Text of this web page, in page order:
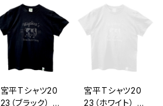
宮平Tシャツ20
23（ブラック） |
宮平Tシャツ20
23（ホワイト） |